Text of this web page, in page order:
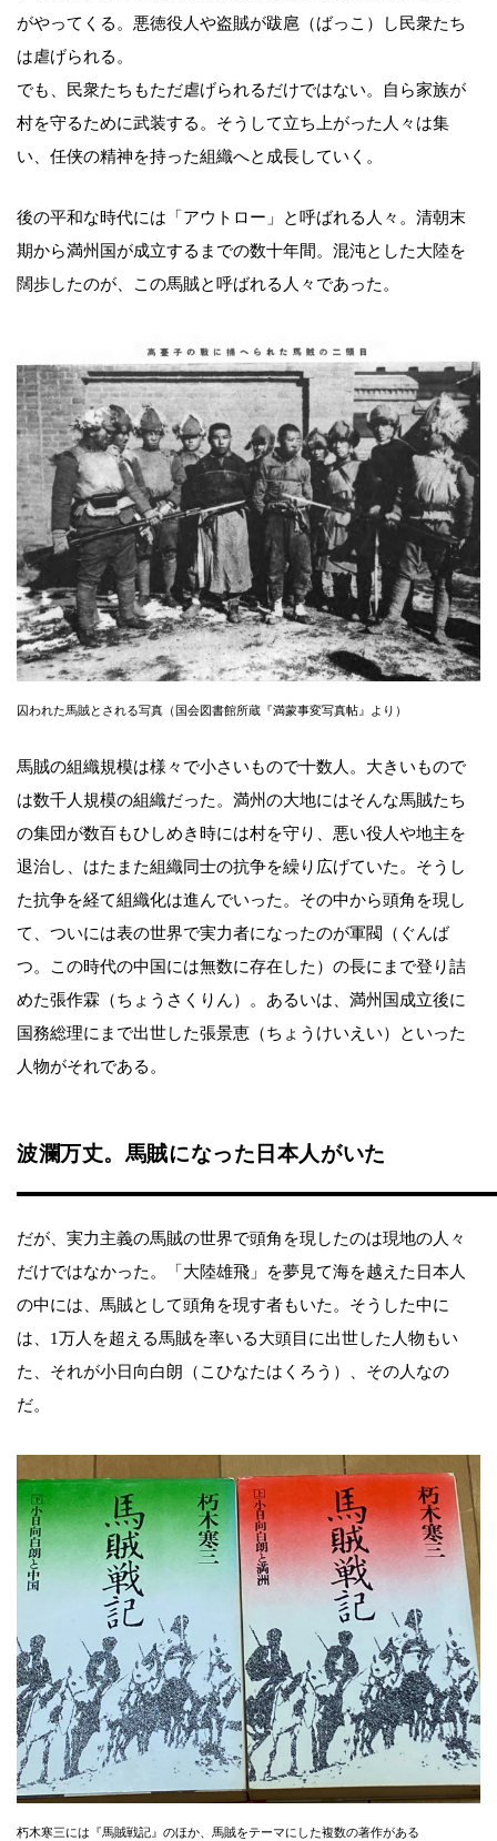
がやってくる。悪徳役人や盗賊が跋扈（ばっこ）し民衆たち
は虐げられる。
でも、民衆たちもただ虐げられるだけではない。自ら家族が
村を守るために武装する。そうして立ち上がった人々は集
い、任侠の精神を持った組織へと成長していく。
後の平和な時代には「アウトロー」と呼ばれる人々。清朝末
期から満州国が成立するまでの数十年間。混沌とした大陸を
闊歩したのが、この馬賊と呼ばれる人々であった。
囚われた馬賊とされる写真（国会図書館所蔵『満蒙事変写真帖』より）
馬賊の組織規模は様々で小さいもので十数人。大きいもので
は数千人規模の組織だった。満州の大地にはそんな馬賊たち
の集団が数百もひしめき時には村を守り、悪い役人や地主を
退治し、はたまた組織同士の抗争を繰り広げていた。そうし
た抗争を経て組織化は進んでいった。その中から頭角を現し
て、ついには表の世界で実力者になったのが軍閥（ぐんば
つ。この時代の中国には無数に存在した）の長にまで登り詰
めた張作霖（ちょうさくりん）。あるいは、満州国成立後に
国務総理にまで出世した張景恵（ちょうけいえい）といった
人物がそれである。
波瀾万丈。馬賊になった日本人がいた
だが、実力主義の馬賊の世界で頭角を現したのは現地の人々
だけではなかった。「大陸雄飛」を夢見て海を越えた日本人
の中には、馬賊として頭角を現す者もいた。そうした中に
は、1万人を超える馬賊を率いる大頭目に出世した人物もい
た、それが小日向白朗（こひなたはくろう）、その人なの
だ。
朽木寒三には『馬賊戦記』のほか、馬賊をテーマにした複数の著作がある